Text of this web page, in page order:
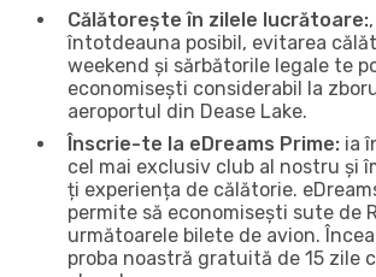
Călătorește în zilele lucrătoare:
întotdeauna posibil, evitarea
weekend și sărbătorile legale te
economisești considerabil la
aeroportul din Dease Lake.
Înscrie-te la eDreams Prime: ia
cel mai exclusiv club al nostru și
ți experiența de călătorie.
permite să economisești sute de
următoarele bilete de avion.
proba noastră gratuită de 15 zile